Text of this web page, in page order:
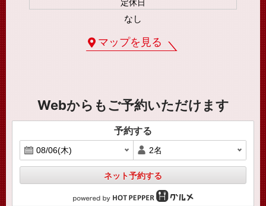
定休日
なし
マップを見る
Webからもご予約いただけます
予約する
ネット予約する